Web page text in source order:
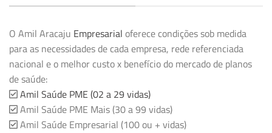
O Amil Aracaju Empresarial oferece condições sob medida
para as necessidades de cada empresa, rede referenciada
nacional e o melhor custo x benefício do mercado de planos
de saúde:
Amil Saúde PME (02 a 29 vidas)
Amil Saúde PME Mais (30 a 99 vidas)
Amil Saúde Empresarial (100 ou + vidas)